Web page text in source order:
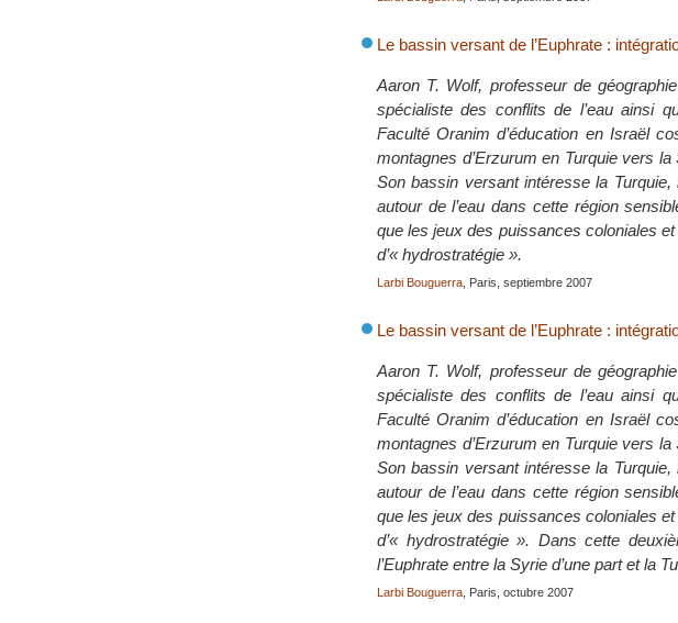
Le bassin versant de l’Euphrate :
Aaron T. Wolf, professeur de
spécialiste des conflits de l’eau ainsi
Faculté Oranim d’éducation en Israël
montagnes d’Erzurum en Turquie vers
Son bassin versant intéresse la Turquie,
autour de l’eau dans cette région
que les jeux des puissances coloniales
d’« hydrostratégie ».
Larbi Bouguerra , Paris, septiembre 2007
Le bassin versant de l’Euphrate :
Aaron T. Wolf, professeur de
spécialiste des conflits de l’eau ainsi
Faculté Oranim d’éducation en Israël
montagnes d’Erzurum en Turquie vers
Son bassin versant intéresse la Turquie,
autour de l’eau dans cette région
que les jeux des puissances coloniales
d’« hydrostratégie ». Dans cette
l’Euphrate entre la Syrie d’une part et la
Larbi Bouguerra , Paris, octubre 2007